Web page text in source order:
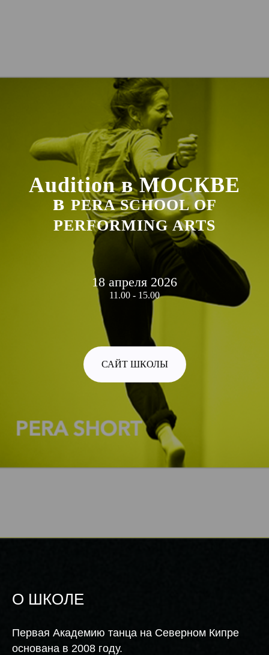
Audition в МОСКВЕ
в PERA SCHOOL OF
PERFORMING ARTS
18 апреля 2026
11.00 - 15.00
САЙТ ШКОЛЫ
О ШКОЛЕ
Первая Академию танца на Северном Кипре
основана в 2008 году.